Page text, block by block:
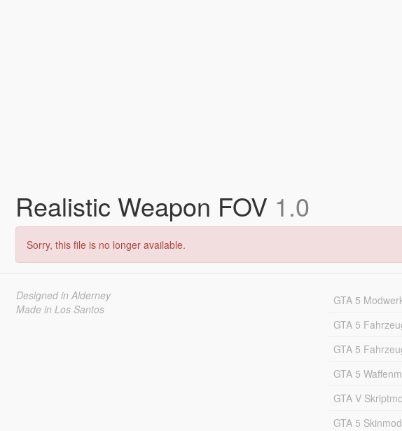
Realistic Weapon FOV 1.0
Sorry, this file is no longer available.
Designed in Alderney
Made in Los Santos
GTA 5
GTA 5
GTA 5
GTA 5
GTA V
GTA 5